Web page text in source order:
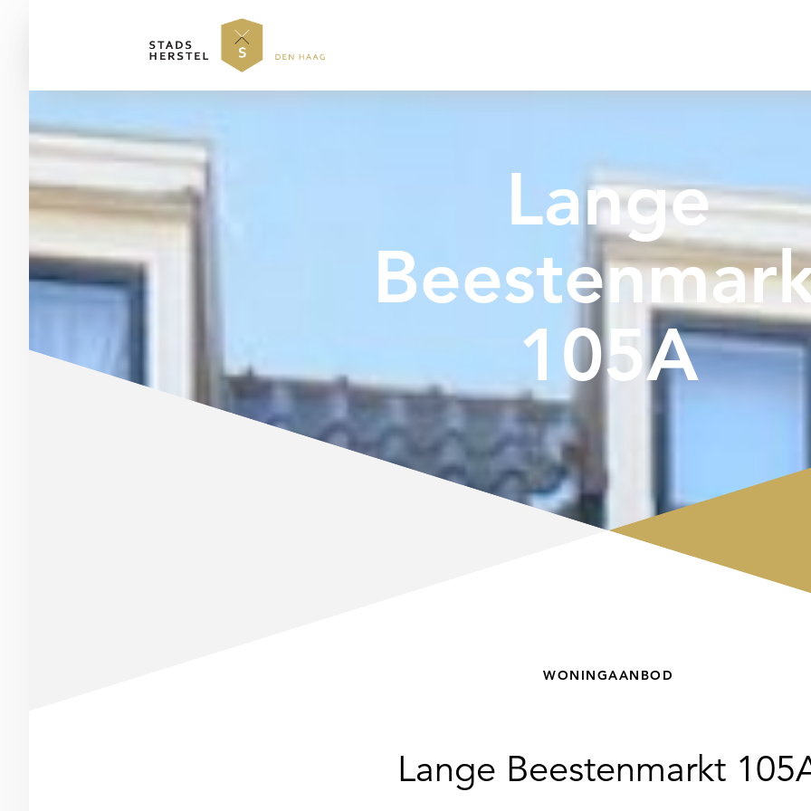
Lange
105A
WONINGAANBOD
Lange Beestenmarkt